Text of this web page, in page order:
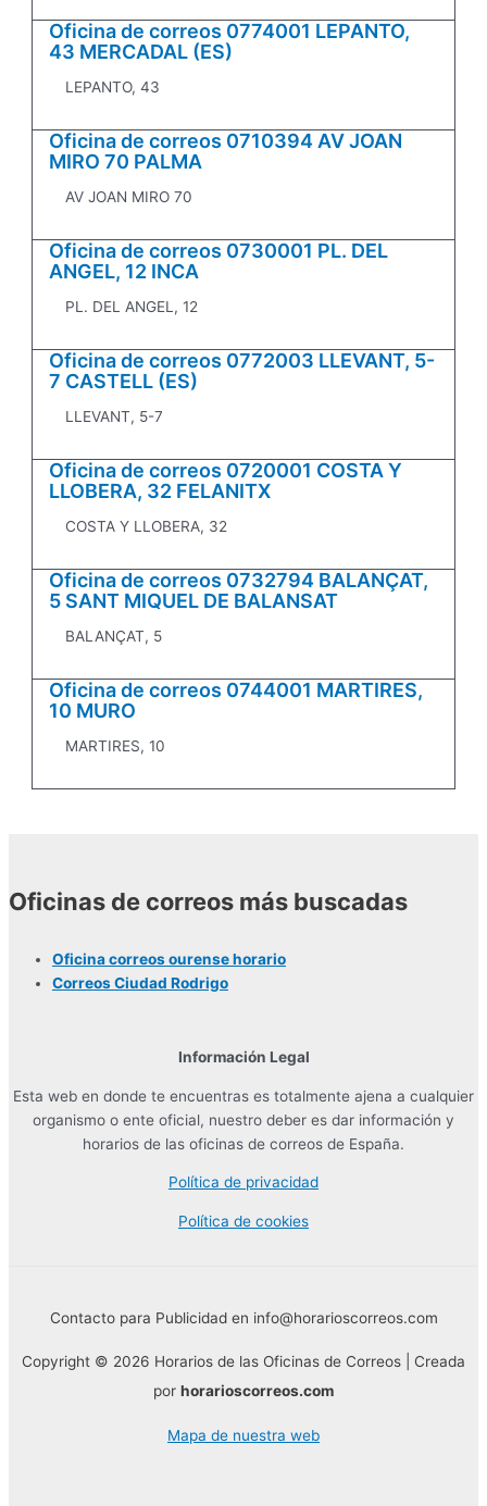
Oficina de correos 0774001 LEPANTO,
43 MERCADAL (ES)
LEPANTO, 43
Oficina de correos 0710394 AV JOAN
MIRO 70 PALMA
AV JOAN MIRO 70
Oficina de correos 0730001 PL. DEL
ANGEL, 12 INCA
PL. DEL ANGEL, 12
Oficina de correos 0772003 LLEVANT, 5-
7 CASTELL (ES)
LLEVANT, 5-7
Oficina de correos 0720001 COSTA Y
LLOBERA, 32 FELANITX
COSTA Y LLOBERA, 32
Oficina de correos 0732794 BALANÇAT,
5 SANT MIQUEL DE BALANSAT
BALANÇAT, 5
Oficina de correos 0744001 MARTIRES,
10 MURO
MARTIRES, 10
Oficinas de correos más buscadas
Oficina correos ourense horario
Correos Ciudad Rodrigo
Información Legal
Esta web en donde te encuentras es totalmente ajena a cualquier
organismo o ente oficial, nuestro deber es dar información y
horarios de las oficinas de correos de España.
Política de privacidad
Política de cookies
Contacto para Publicidad en info@horarioscorreos.com
Copyright © 2026 Horarios de las Oficinas de Correos | Creada
por horarioscorreos.com
Mapa de nuestra web